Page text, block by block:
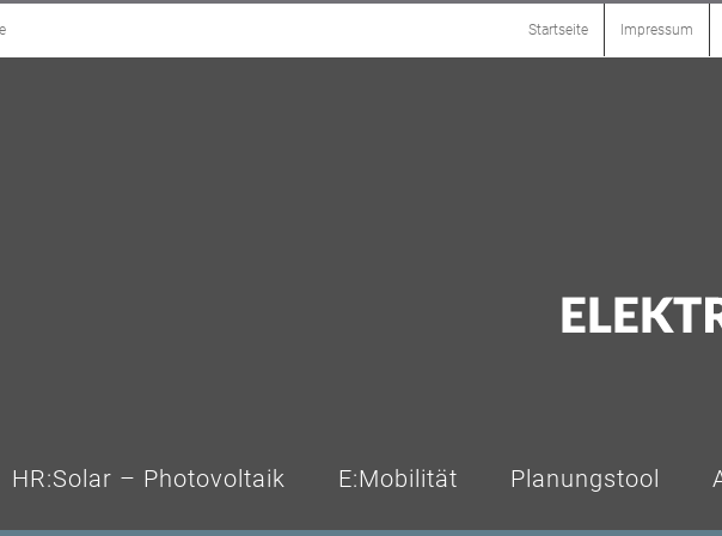
Startseite Impressum
HR:Solar – Photovoltaik E:Mobilität Planungstool